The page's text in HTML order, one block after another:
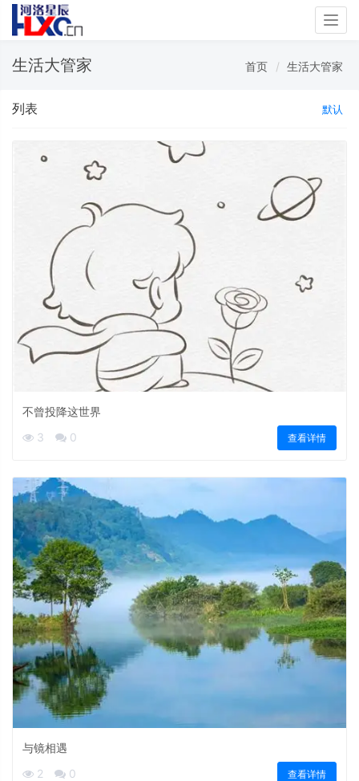
生活大管家 首页 生活大管家
列表 默认
不曾投降这世界
3
0 查看详情
与镜相遇
2
0 查看详情